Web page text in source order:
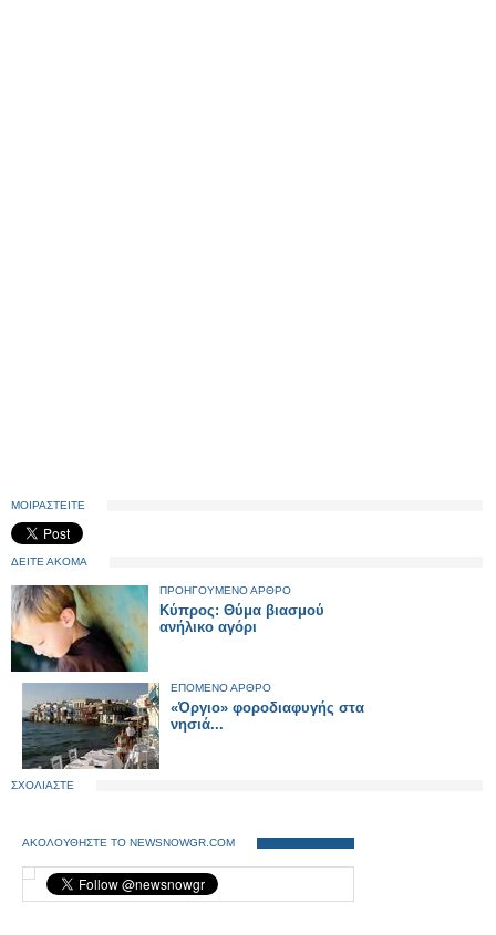
ΜΟΙΡΑΣΤΕΙΤΕ
ΔΕΙΤΕ ΑΚΟΜΑ
ΠΡΟΗΓΟΥΜΕΝΟ ΑΡΘΡΟ
Κύπρος: Θύμα βιασμού
ανήλικο αγόρι
ΕΠΟΜΕΝΟ ΑΡΘΡΟ
«Όργιο» φοροδιαφυγής στα
νησιά...
ΣΧΟΛΙΑΣΤΕ
ΑΚΟΛΟΥΘΗΣΤΕ ΤΟ NEWSNOWGR.COM